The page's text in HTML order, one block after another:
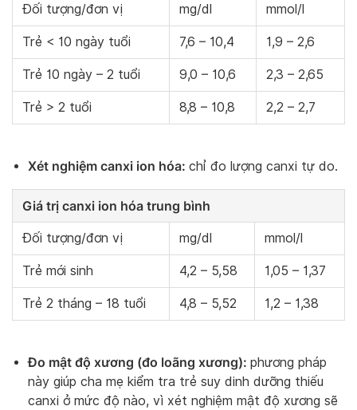
Đối tượng/đơn vị mg/dl mmol/l
Trẻ < 10 ngày tuổi 7,6 – 10,4 1,9 – 2,6
Trẻ 10 ngày – 2 tuổi 9,0 – 10,6 2,3 – 2,65
Trẻ > 2 tuổi 8,8 – 10,8 2,2 – 2,7
Xét nghiệm canxi ion hóa: chỉ đo lượng canxi tự do.
Giá trị canxi ion hóa trung bình
Đối tượng/đơn vị mg/dl mmol/l
Trẻ mới sinh 4,2 – 5,58 1,05 – 1,37
Trẻ 2 tháng – 18 tuổi 4,8 – 5,52 1,2 – 1,38
Đo mật độ xương (đo loãng xương): phương pháp
này giúp cha mẹ kiểm tra trẻ suy dinh dưỡng thiếu
canxi ở mức độ nào, vì xét nghiệm mật độ xương sẽ